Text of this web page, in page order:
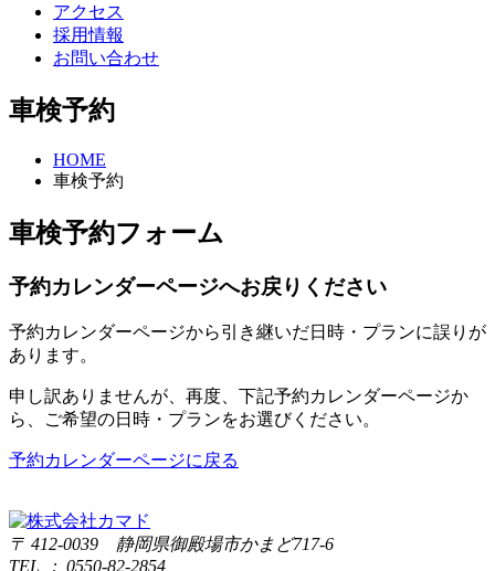
アクセス
採用情報
お問い合わせ
車検予約
HOME
車検予約
車検予約フォーム
予約カレンダーページへお戻りください
予約カレンダーページから引き継いだ日時・プランに誤りが
あります。
申し訳ありませんが、再度、下記予約カレンダーページか
ら、ご希望の日時・プランをお選びください。
予約カレンダーページに戻る
〒 412-0039 静岡県御殿場市かまど717-6
TEL : 0550-82-2854